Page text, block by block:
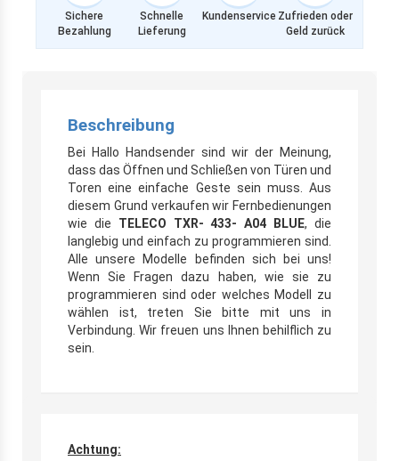
Sichere
Bezahlung
Schnelle
Lieferung
Kundenservice Zufrieden oder
Geld zurück
Beschreibung
Bei Hallo Handsender sind wir der Meinung,
dass das Öffnen und Schließen von Türen und
Toren eine einfache Geste sein muss. Aus
diesem Grund verkaufen wir Fernbedienungen
wie die TELECO TXR- 433- A04 BLUE, die
langlebig und einfach zu programmieren sind.
Alle unsere Modelle befinden sich bei uns!
Wenn Sie Fragen dazu haben, wie sie zu
programmieren sind oder welches Modell zu
wählen ist, treten Sie bitte mit uns in
Verbindung. Wir freuen uns Ihnen behilflich zu
sein.
Achtung: